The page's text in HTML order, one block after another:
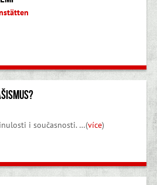
i současnosti. …(více)